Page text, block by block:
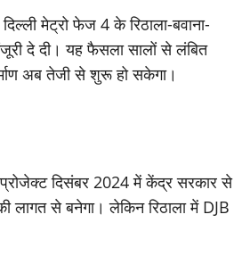
मेट्रो फेज 4 के रिठाला-बवाना-
दे दी। यह फैसला सालों से लंबित
अब तेजी से शुरू हो सकेगा।
दिसंबर 2024 में केंद्र सरकार से
लागत से बनेगा। लेकिन रिठाला में DJB